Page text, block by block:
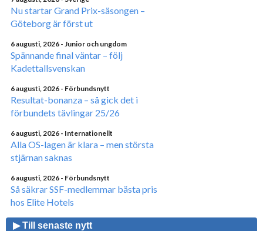
Nu startar Grand Prix-säsongen –
Göteborg är först ut
6 augusti, 2026 - Junior och ungdom
Spännande final väntar – följ
Kadettallsvenskan
6 augusti, 2026 - Förbundsnytt
Resultat-bonanza – så gick det i
förbundets tävlingar 25/26
6 augusti, 2026 - Internationellt
Alla OS-lagen är klara – men största
stjärnan saknas
6 augusti, 2026 - Förbundsnytt
Så säkrar SSF-medlemmar bästa pris
hos Elite Hotels
▶ Till senaste nytt